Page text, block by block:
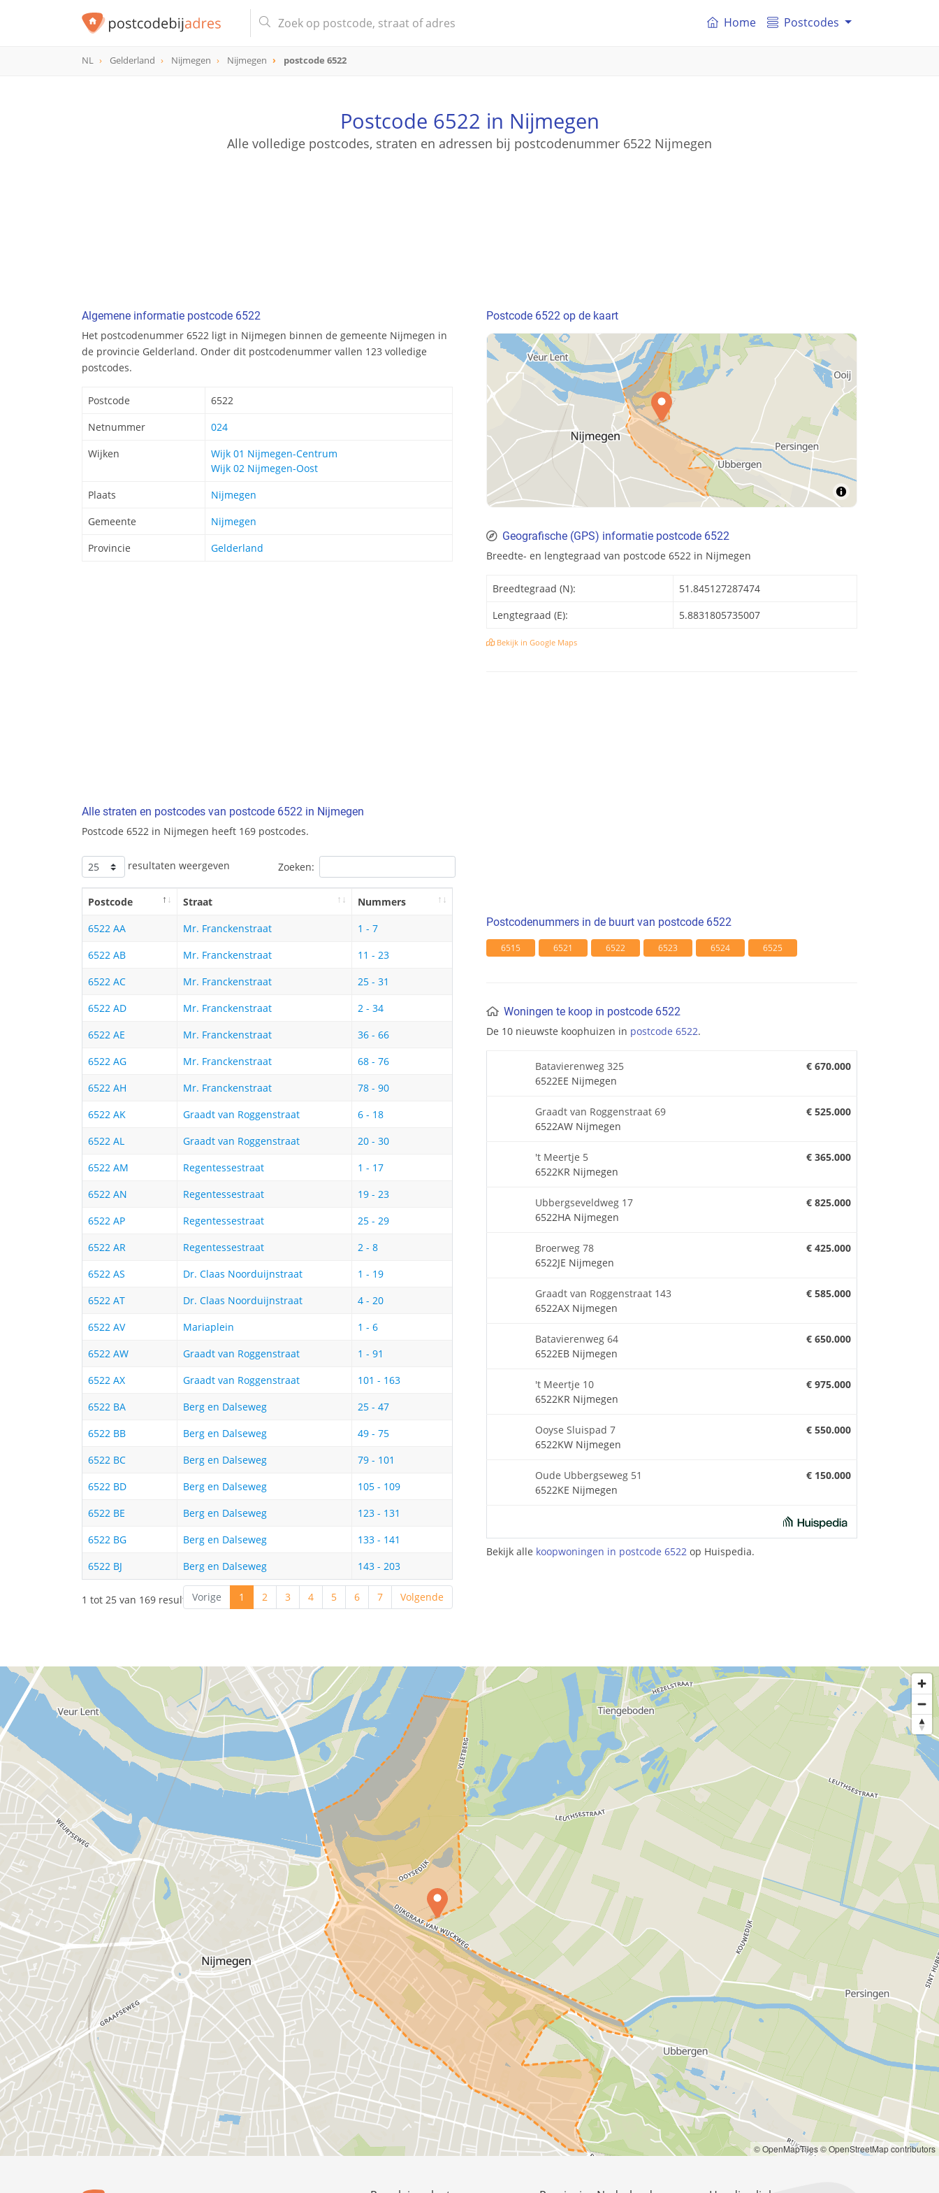
6522
Home Postcodes
NL Gelderland Nijmegen Nijmegen postcode 6522
Postcode 6522 in Nijmegen
Alle volledige postcodes, straten en adressen bij postcodenummer 6522 Nijmegen
Algemene informatie postcode 6522
Het postcodenummer 6522 ligt in Nijmegen binnen de gemeente Nijmegen in
de provincie Gelderland. Onder dit postcodenummer vallen 123 volledige
postcodes.
Postcode
6522
Netnummer
024
Wijken
Wijk 01 Nijmegen-Centrum
Wijk 02 Nijmegen-Oost
Plaats
Nijmegen
Gemeente
Nijmegen
Provincie
Gelderland
Alle straten en postcodes van postcode 6522 in Nijmegen
Postcode 6522 in Nijmegen heeft 169 postcodes.
resultaten weergeven Zoeken:
Postcode Straat
Nummers
6522 AA
Mr. Franckenstraat
1 - 7
6522 AB
Mr. Franckenstraat
11 - 23
6522 AC
Mr. Franckenstraat
25 - 31
6522 AD
Mr. Franckenstraat
2 - 34
6522 AE
Mr. Franckenstraat
36 - 66
6522 AG
Mr. Franckenstraat
68 - 76
6522 AH
Mr. Franckenstraat
78 - 90
6522 AK
Graadt van Roggenstraat
6 - 18
6522 AL
Graadt van Roggenstraat
20 - 30
6522 AM
Regentessestraat
1 - 17
6522 AN
Regentessestraat
19 - 23
6522 AP
Regentessestraat
25 - 29
6522 AR
Regentessestraat
2 - 8
6522 AS
Dr. Claas Noorduijnstraat
1 - 19
6522 AT
Dr. Claas Noorduijnstraat
4 - 20
6522 AV
Mariaplein
1 - 6
6522 AW
Graadt van Roggenstraat
1 - 91
6522 AX
Graadt van Roggenstraat
101 - 163
6522 BA
Berg en Dalseweg
25 - 47
6522 BB
Berg en Dalseweg
49 - 75
6522 BC
Berg en Dalseweg
79 - 101
6522 BD
Berg en Dalseweg
105 - 109
6522 BE
Berg en Dalseweg
123 - 131
6522 BG
Berg en Dalseweg
133 - 141
6522 BJ
Berg en Dalseweg 143 - 203
1 tot 25 van 169 resultatenVorige 1 2 3 4 5 6 7 Volgende
Postcode 6522 op de kaart
Geografische (GPS) informatie postcode 6522
Breedte- en lengtegraad van postcode 6522 in Nijmegen
Breedtegraad (N):
51.845127287474
Lengtegraad (E):
5.8831805735007
Bekijk in Google Maps
Postcodenummers in de buurt van postcode 6522
6515 6521 6522 6523 6524 6525
Woningen te koop in postcode 6522
De 10 nieuwste koophuizen in postcode 6522.
Batavierenweg 325
6522EE Nijmegen
€ 670.000
Graadt van Roggenstraat 69
6522AW Nijmegen
€ 525.000
't Meertje 5
6522KR Nijmegen
€ 365.000
Ubbergseveldweg 17
6522HA Nijmegen
€ 825.000
Broerweg 78
6522JE Nijmegen
€ 425.000
Graadt van Roggenstraat 143
6522AX Nijmegen
€ 585.000
Batavierenweg 64
6522EB Nijmegen
€ 650.000
't Meertje 10
6522KR Nijmegen
€ 975.000
Ooyse Sluispad 7
6522KW Nijmegen
€ 550.000
Oude Ubbergseweg 51
6522KE Nijmegen
€ 150.000
Bekijk alle koopwoningen in postcode 6522 op Huispedia.
© OpenMapTiles© OpenStreetMap contributors